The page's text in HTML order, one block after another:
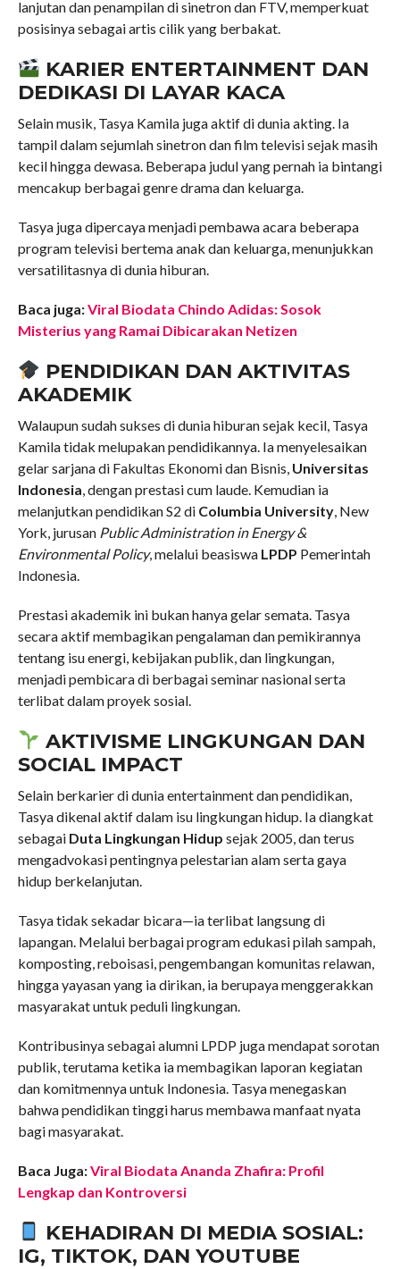
lanjutan dan penampilan di sinetron dan FTV, memperkuat
posisinya sebagai artis cilik yang berbakat.
KARIER ENTERTAINMENT DAN
DEDIKASI DI LAYAR KACA
Selain musik, Tasya Kamila juga aktif di dunia akting. Ia
tampil dalam sejumlah sinetron dan film televisi sejak masih
kecil hingga dewasa. Beberapa judul yang pernah ia bintangi
mencakup berbagai genre drama dan keluarga.
Tasya juga dipercaya menjadi pembawa acara beberapa
program televisi bertema anak dan keluarga, menunjukkan
versatilitasnya di dunia hiburan.
Baca juga:Viral Biodata Chindo Adidas: Sosok
Misterius yang Ramai Dibicarakan Netizen
PENDIDIKAN DAN AKTIVITAS
AKADEMIK
Walaupun sudah sukses di dunia hiburan sejak kecil, Tasya
Kamila tidak melupakan pendidikannya. Ia menyelesaikan
gelar sarjana di Fakultas Ekonomi dan Bisnis, Universitas
Indonesia , dengan prestasi cum laude. Kemudian ia
melanjutkan pendidikan S2 di Columbia University, New
York, jurusan Public Administration in Energy &
Environmental Policy, melalui beasiswa LPDP Pemerintah
Indonesia.
Prestasi akademik ini bukan hanya gelar semata. Tasya
secara aktif membagikan pengalaman dan pemikirannya
tentang isu energi, kebijakan publik, dan lingkungan,
menjadi pembicara di berbagai seminar nasional serta
terlibat dalam proyek sosial.
AKTIVISME LINGKUNGAN DAN
SOCIAL IMPACT
Selain berkarier di dunia entertainment dan pendidikan,
Tasya dikenal aktif dalam isu lingkungan hidup. Ia diangkat
sebagai Duta Lingkungan Hidup sejak 2005, dan terus
mengadvokasi pentingnya pelestarian alam serta gaya
hidup berkelanjutan.
Tasya tidak sekadar bicara—ia terlibat langsung di
lapangan. Melalui berbagai program edukasi pilah sampah,
komposting, reboisasi, pengembangan komunitas relawan,
hingga yayasan yang ia dirikan, ia berupaya menggerakkan
masyarakat untuk peduli lingkungan.
Kontribusinya sebagai alumni LPDP juga mendapat sorotan
publik, terutama ketika ia membagikan laporan kegiatan
dan komitmennya untuk Indonesia. Tasya menegaskan
bahwa pendidikan tinggi harus membawa manfaat nyata
bagi masyarakat.
Baca Juga:Viral Biodata Ananda Zhafira: Profil
Lengkap dan Kontroversi
KEHADIRAN DI MEDIA SOSIAL:
IG, TIKTOK, DAN YOUTUBE